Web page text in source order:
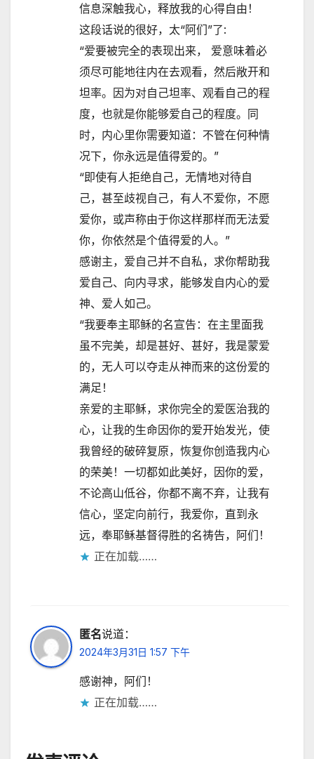
信息深触我心，释放我的心得自由！
这段话说的很好，太“阿们”了:
“爱要被完全的表现出来， 爱意味着必
须尽可能地往内在去观看，然后敞开和
坦率。因为对自己坦率、观看自己的程
度，也就是你能够爱自己的程度。同
时，内心里你需要知道：不管在何种情
况下，你永远是值得爱的。”
“即使有人拒绝自己，无情地对待自
己，甚至歧视自己，有人不爱你，不愿
爱你，或声称由于你这样那样而无法爱
你，你依然是个值得爱的人。”
感谢主，爱自己并不自私，求你帮助我
爱自己、向内寻求，能够发自内心的爱
神、爱人如己。
“我要奉主耶稣的名宣告：在主里面我
虽不完美，却是甚好、甚好，我是蒙爱
的，无人可以夺走从神而来的这份爱的
满足！
亲爱的主耶稣，求你完全的爱医治我的
心，让我的生命因你的爱开始发光，使
我曾经的破碎复原，恢复你创造我内心
的荣美！一切都如此美好，因你的爱，
不论高山低谷，你都不离不弃，让我有
信心，坚定向前行，我爱你，直到永
远，奉耶稣基督得胜的名祷告，阿们！
正在加载……
匿名说道：
2024年3月31日 1:57 下午
感谢神，阿们！
正在加载……